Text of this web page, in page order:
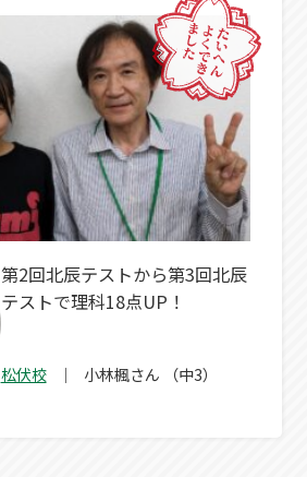
第2回北辰テストから第3回北辰
テストで理科18点UP！
松伏校 小林楓さん （中3）